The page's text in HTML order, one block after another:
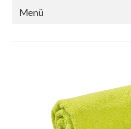
Menü
Kisus Katalog anfordern
Newsletter